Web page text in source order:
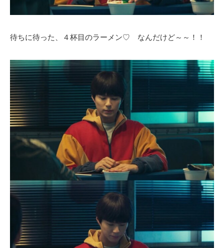
待ちに待った、４杯目のラーメン♡ なんだけど～～！！